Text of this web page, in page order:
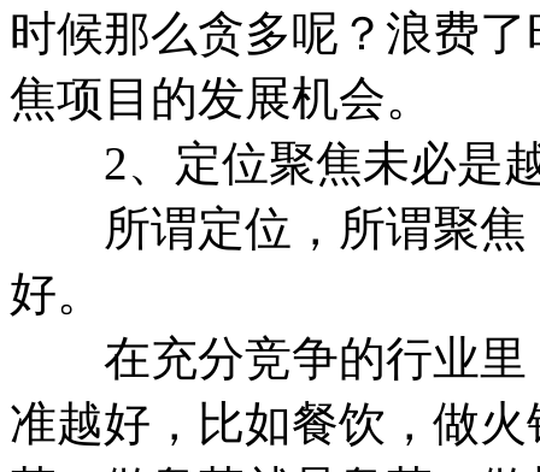
时候那么贪多呢？浪费
焦项目的发展机会。
2、定位聚焦未必是
所谓定位，所谓聚焦
好。
在充分竞争的行业里
准越好，比如餐饮，做